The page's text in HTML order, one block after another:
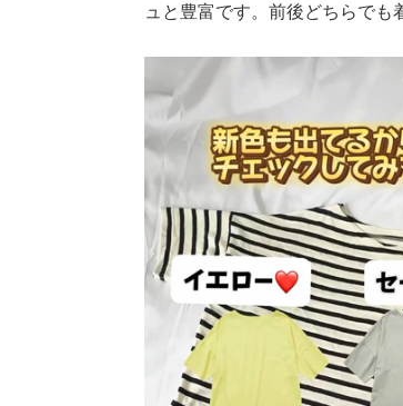
ュと豊富です。前後どちらでも